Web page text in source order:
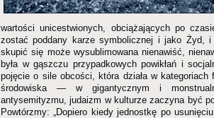
wartości unicestwionych, obciążających po
zostać poddany karze symbolicznej i jako Żyd,
skupić się może wysublimowana nienawiść,
była w gąszczu przypadkowych powikłań i
pojęcie o sile obcości, która działa w
środowiska — w gigantycznym i
antysemityzmu, judaizm w kulturze zaczyna być
Powtórzmy: „Dopiero kiedy jednostkę po